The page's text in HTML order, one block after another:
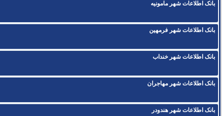
بانک اطلاعات شهر مامونیه
بانک اطلاعات شهر فرمهین
بانک اطلاعات شهر خنداب
بانک اطلاعات شهر مهاجران
بانک اطلاعات شهر هندودر